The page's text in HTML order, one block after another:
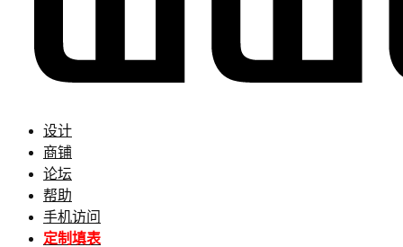
设计
商铺
论坛
帮助
手机访问
定制填表